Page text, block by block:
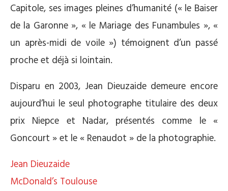
Capitole, ses images pleines d’humanité (« le Baiser
de la Garonne », « le Mariage des Funambules », «
un après-midi de voile ») témoignent d’un passé
proche et déjà si lointain.
Disparu en 2003, Jean Dieuzaide demeure encore
aujourd’hui le seul photographe titulaire des deux
prix Niepce et Nadar, présentés comme le «
Goncourt » et le « Renaudot » de la photographie.
Jean Dieuzaide
McDonald’s Toulouse